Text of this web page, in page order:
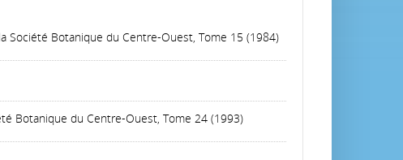
Société Botanique du Centre-Ouest, Tome 15 (1984)
Botanique du Centre-Ouest, Tome 24 (1993)